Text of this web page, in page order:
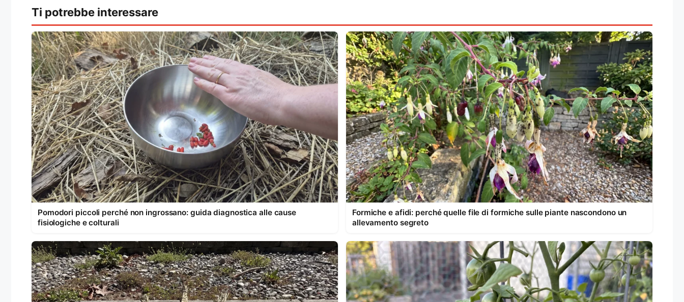
Ti potrebbe interessare
Pomodori piccoli perché non ingrossano: guida diagnostica alle cause
fisiologiche e colturali
Formiche e afidi: perché quelle file di formiche sulle piante nascondono un
allevamento segreto